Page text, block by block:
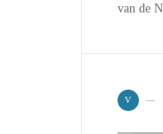
van de
V